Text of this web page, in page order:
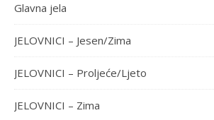
Glavna jela
JELOVNICI – Jesen/Zima
JELOVNICI – Proljeće/Ljeto
JELOVNICI – Zima